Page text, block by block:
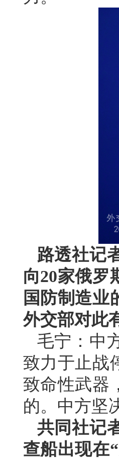
路透社记
向20家俄罗
国防制造业
外交部对此
毛宁：中
致力于止战
致命性武器
的。中方坚
共同社记
查船出现在